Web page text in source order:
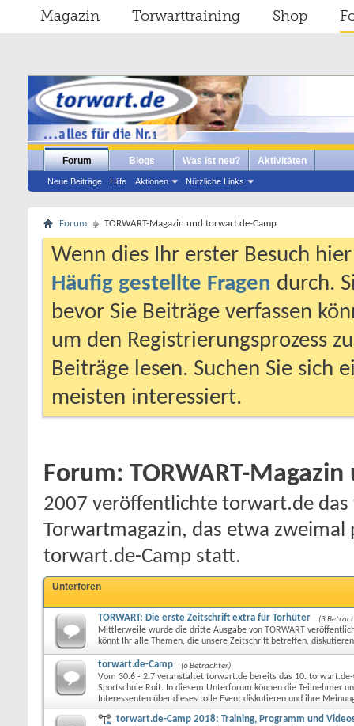
Magazin Torwarttraining Shop
Forum
Neue Beiträge Hilfe Aktionen Nützliche Links
Blogs Was ist neu? Aktivitäten
Forum TORWART-Magazin und torwart.de-Camp
Wenn dies Ihr erster Besuch
Häufig gestellte Fragen durch.
bevor Sie Beiträge verfassen
um den Registrierungsprozess
Beiträge lesen. Suchen Sie sich
meisten interessiert.
Forum: TORWART-
2007 veröffentlichte torwart.de
Torwartmagazin, das etwa
torwart.de-Camp statt.
Unterforen
TORWART: Die erste Zeitschrift extra für Torhüter (3
Mittlerweile wurde die dritte Ausgabe von TORWART
könnt Ihr alle Themen, die unsere Zeitschrift betreffen,
torwart.de-Camp (6 Betrachter)
Vom 30.6 - 2.7 veranstaltet torwart.de bereits das 10. torwart.de-
Sportschule Ruit. In diesem Unterforum können die Teilnehmer
Interessenten über dieses tolle Event diskutieren und ihre
torwart.de-Camp 2018: Training, Programm und